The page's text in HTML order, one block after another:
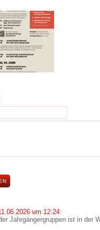
um 12:24:
Jahrgängergruppen ist in der